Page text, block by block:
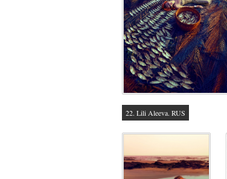
22. Lili Aleeva. RUS